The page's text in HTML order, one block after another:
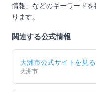
情報」などのキーワード
ります。
関連する公式情報
大洲市公式サイトを見る
大洲市